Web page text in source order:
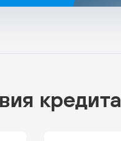
кредита